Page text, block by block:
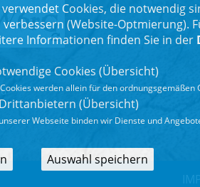
verwendet Cookies, die notwendig
verbessern (Website-Optmierung).
Informationen finden Sie in der
Cookies (Übersicht)
werden allein für den ordnungsgemäßen
(Übersicht)
Webseite binden wir Dienste und
Auswahl speichern